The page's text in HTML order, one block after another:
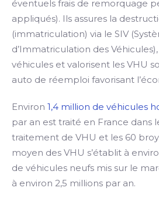
éventuels frais de remorquage
appliqués). Ils assures la
(immatriculation) via le SIV
d’Immatriculation des
véhicules et valorisent les VHU
auto de réemploi favorisant
Environ 1,4 million de véhicules
par an est traité en France dans
traitement de VHU et les 60
moyen des VHU s’établit à
de véhicules neufs mis sur le
à environ 2,5 millions par an.